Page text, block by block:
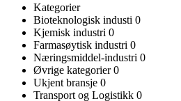
Kategorier
Bioteknologisk industi 0
Kjemisk industri 0
Farmasøytisk industri 0
Næringsmiddel-industri 0
Øvrige kategorier0
Ukjent bransje 0
Transport og Logistikk 0